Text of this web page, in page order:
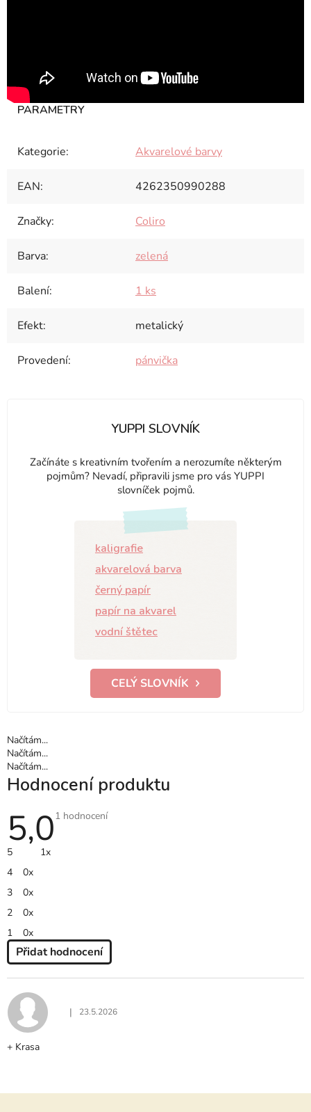
Kategorie: Akvarelové barvy
EAN: 4262350990288
Značky: Coliro
Barva: zelená
Balení: 1 ks
Efekt: metalický
Provedení: pánvička
YUPPI SLOVNÍK
Začínáte s kreativním tvořením a nerozumíte některým
pojmům? Nevadí, připravili jsme pro vás YUPPI
slovníček pojmů.
kaligrafie
akvarelová barva
černý papír
papír na akvarel
vodní štětec
CELÝ SLOVNÍK
Načítám...
Načítám...
Načítám...
Hodnocení produktu
5,0 Průměrné
1 hodnocení
5
1x
4
0x
3
0x
2
0x
1
0x
Přidat hodnocení
P
I
S
O
O
Hodnocení produktu je 5 z 5 hvězdiček.
| 23.5.2026
+ Krasa